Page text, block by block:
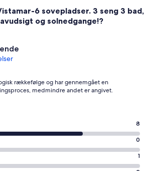
6 sovepladser. 3 seng 3 bad,
og solnedgange!?
rækkefølge og har gennemgået en
medmindre andet er angivet.
8
0
1